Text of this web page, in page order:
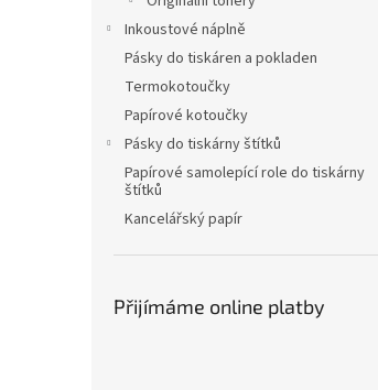
Inkoustové náplně
Pásky do tiskáren a pokladen
Termokotoučky
Papírové kotoučky
Pásky do tiskárny štítků
Papírové samolepící role do tiskárny
štítků
Kancelářský papír
Přijímáme online platby